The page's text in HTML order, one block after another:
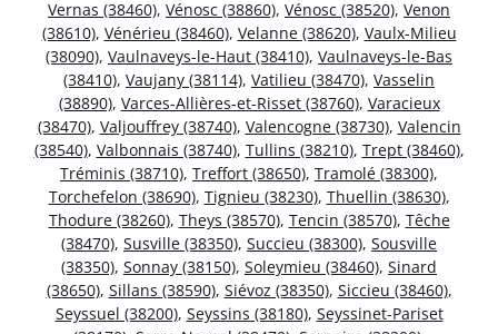
Vernas (38460), Vénosc (38860), Vénosc (38520), Venon
(38610), Vénérieu (38460), Velanne (38620), Vaulx-Milieu
(38090), Vaulnaveys-le-Haut (38410), Vaulnaveys-le-Bas
(38410), Vaujany (38114), Vatilieu (38470), Vasselin
(38890), Varces-Allières-et-Risset (38760), Varacieux
(38470), Valjouffrey (38740), Valencogne (38730), Valencin
(38540), Valbonnais (38740), Tullins (38210), Trept (38460),
Tréminis (38710), Treffort (38650), Tramolé (38300),
Torchefelon (38690), Tignieu (38230), Thuellin (38630),
Thodure (38260), Theys (38570), Tencin (38570), Têche
(38470), Susville (38350), Succieu (38300), Sousville
(38350), Sonnay (38150), Soleymieu (38460), Sinard
(38650), Sillans (38590), Siévoz (38350), Siccieu (38460),
Seyssuel (38200), Seyssins (38180), Seyssinet-Pariset